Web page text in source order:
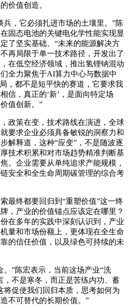
价值创造。
兵，它必须扎进市场的土壤里。”陈
固态电池的关键电化学性能实现显
了坚实基础。“未来的能源解决方
再局限于单一技术路径，开发出了
在低空经济领域，推出氢锂钠混动
全力聚焦于AI算力中心与数据中
，都不是短平快的赛道，它要求我
信，真正的‘新’，是面向特定场
值创新。”
政策在变，技术路线在演进，全球
要求企业必须具备敏锐的洞察力和
解释道，这种“应变”，不是随波逐
技术积累和对市场趋势精准判断基
。企业需要从单纯追求产能规模，
安全和全生命周期碳管理的综合考
最终都要回归到“重塑价值”这一终
，产业的价值锚点应该定在哪里？
在多年的实践中深刻认识到，产业
量和市场份额上，更体现在全生命
的信任价值，以及绿色可持续的未
。”陈宏表示，当前这场产业“洗
，不是寒冬，而正是苦练内功、蓄
将促使我们回归本质，思考如何为
不可替代的长期价值。”